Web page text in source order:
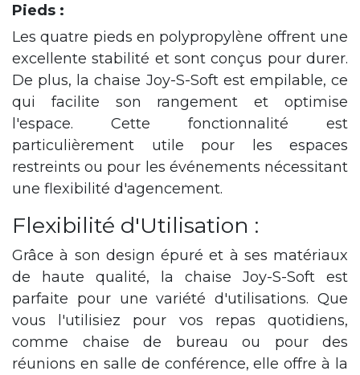
Pieds :
Les quatre pieds en polypropylène offrent une
excellente stabilité et sont conçus pour durer.
De plus, la chaise Joy-S-Soft est empilable, ce
qui facilite son rangement et optimise
l'espace. Cette fonctionnalité est
particulièrement utile pour les espaces
restreints ou pour les événements nécessitant
une flexibilité d'agencement.
Flexibilité d'Utilisation :
Grâce à son design épuré et à ses matériaux
de haute qualité, la chaise Joy-S-Soft est
parfaite pour une variété d'utilisations. Que
vous l'utilisiez pour vos repas quotidiens,
comme chaise de bureau ou pour des
réunions en salle de conférence, elle offre à la